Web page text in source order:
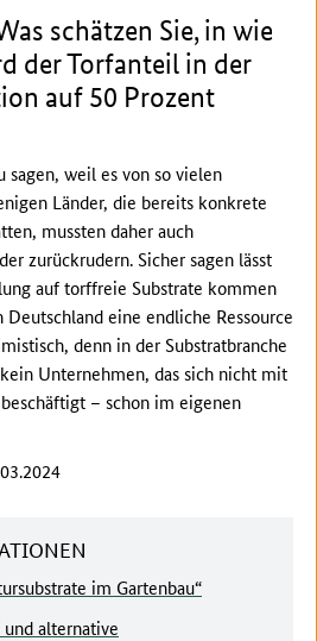
schätzen Sie, in wie
der Torfanteil in der
auf 50 Prozent
sagen, weil es von so vielen
Länder, die bereits konkrete
mussten daher auch
zurückrudern. Sicher sagen lässt
auf torffreie Substrate kommen
eine endliche Ressource
denn in der Substratbranche
Unternehmen, das sich nicht mit
– schon im eigenen
im Gartenbau“
und alternative